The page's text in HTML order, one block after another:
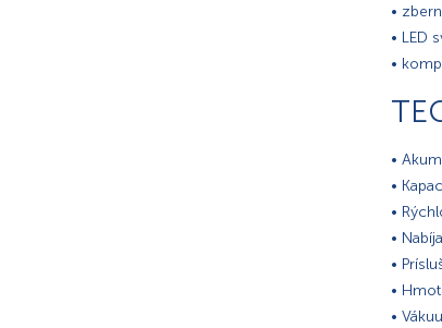
•
• LED
•
•
•
•
•
•
•
•